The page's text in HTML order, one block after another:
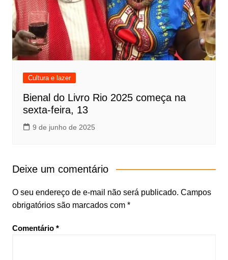
Cultura e lazer
Bienal do Livro Rio 2025 começa na
sexta-feira, 13
9 de junho de 2025
Deixe um comentário
O seu endereço de e-mail não será publicado. Campos
obrigatórios são marcados com *
Comentário *